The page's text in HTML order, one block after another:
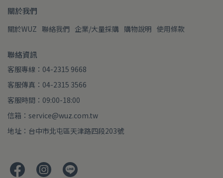
關於我們
關於WUZ 聯絡我們 企業/大量採購 購物說明 使用條款
聯絡資訊
客服專線：04-2315 9668
客服傳真：04-2315 3566
客服時間：09:00-18:00
信箱：service@wuz.com.tw
地址：台中市北屯區天津路四段203號